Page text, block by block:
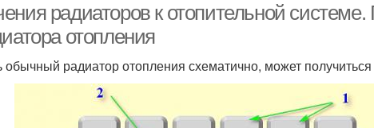
радиаторов к отопительной
отопления
обычный радиатор отопления схематично, может